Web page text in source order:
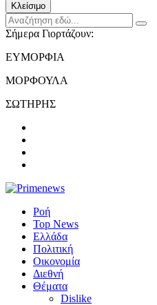
Κλείσιμο
Σήμερα Γιορτάζουν:
ΕΥΜΟΡΦΙΑ
ΜΟΡΦΟΥΛΑ
ΣΩΤΗΡΗΣ
Ροή
Top News
Ελλάδα
Πολιτική
Οικονομία
Διεθνή
Θέματα
Dislike